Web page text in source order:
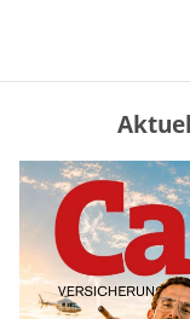
die
mehr